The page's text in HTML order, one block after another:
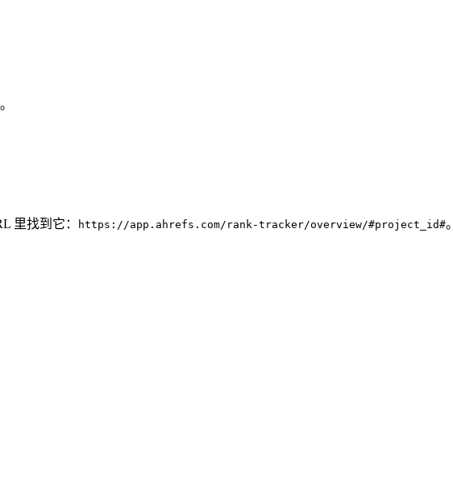
。
里找到它： https://app.ahrefs.com/rank-tracker/overview/#project_id#。